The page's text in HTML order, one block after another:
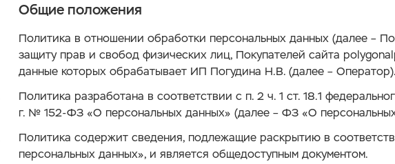
Общие положения
Политика в отношении обработки персональных данных (далее –
защиту прав и свобод физических лиц, Покупателей сайта
данные которых обрабатывает ИП Погудина Н.В. (далее – Оператор).
Политика разработана в соответствии с п. 2 ч. 1 ст. 18.1
г. № 152-ФЗ «О персональных данных» (далее – ФЗ «О
Политика содержит сведения, подлежащие раскрытию в
персональных данных», и является общедоступным документом.